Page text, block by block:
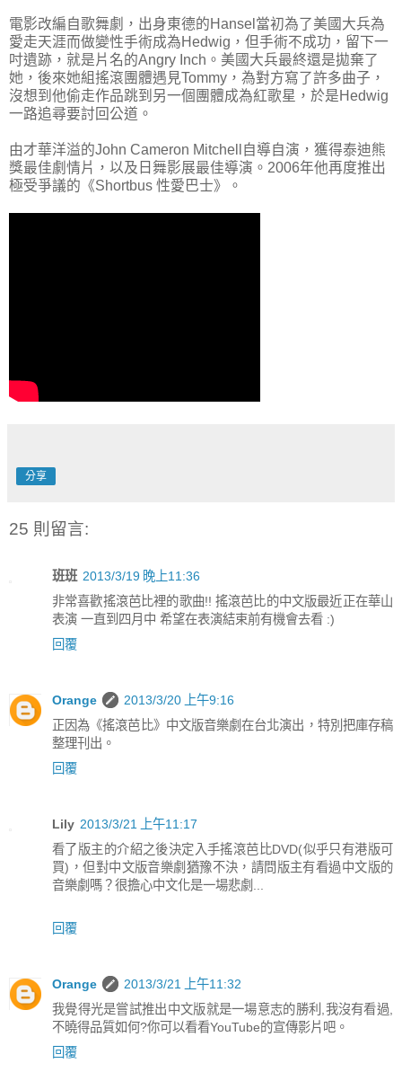
電影改編自歌舞劇，出身東德的Hansel當初為了美國大兵為
愛走天涯而做變性手術成為Hedwig，但手術不成功，留下一
吋遺跡，就是片名的Angry Inch。美國大兵最終還是拋棄了
她，後來她組搖滾團體遇見Tommy，為對方寫了許多曲子，
沒想到他偷走作品跳到另一個團體成為紅歌星，於是Hedwig
一路追尋要討回公道。
由才華洋溢的John Cameron Mitchell自導自演，獲得泰迪熊
獎最佳劇情片，以及日舞影展最佳導演。2006年他再度推出
極受爭議的《Shortbus 性愛巴士》。
分享
25 則留言:
班班 2013/3/19 晚上11:36
非常喜歡搖滾芭比裡的歌曲!! 搖滾芭比的中文版最近正在華山
表演 一直到四月中 希望在表演結束前有機會去看 :)
回覆
Orange
2013/3/20 上午9:16
正因為《搖滾芭比》中文版音樂劇在台北演出，特別把庫存稿
整理刊出。
回覆
Lily 2013/3/21 上午11:17
看了版主的介紹之後決定入手搖滾芭比DVD(似乎只有港版可
買)，但對中文版音樂劇猶豫不決，請問版主有看過中文版的
音樂劇嗎？很擔心中文化是一場悲劇...
回覆
Orange
2013/3/21 上午11:32
我覺得光是嘗試推出中文版就是一場意志的勝利,我沒有看過,
不曉得品質如何?你可以看看YouTube的宣傳影片吧。
回覆